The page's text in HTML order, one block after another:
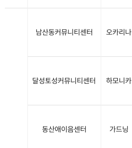
남산동커뮤니티센터 오카리나
달성토성커뮤니티센터 하모니카
동산애이음센터 가드닝